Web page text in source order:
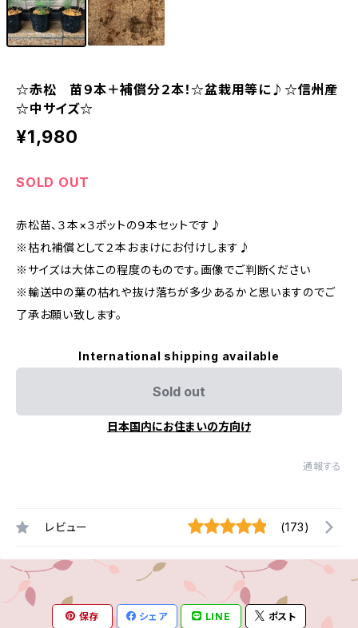
☆赤松 苗９本＋補償分２本！☆盆栽用等に♪☆信州産
☆中サイズ☆
¥1,980
SOLD OUT
赤松苗、３本×３ポットの９本セットです♪
※枯れ補償として２本おまけにお付けします♪
※サイズは大体この程度のものです。画像でご判断ください
※輸送中の葉の枯れや抜け落ちが多少あるかと思いますのでご
了承お願い致します。
International shipping available
Sold out
日本国内にお住まいの方向け
通報する
レビュー (173)
保存 シェア LINE ポスト